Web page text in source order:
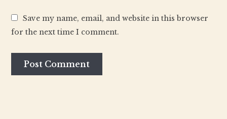
Save my name, email, and website in this browser
for the next time I comment.